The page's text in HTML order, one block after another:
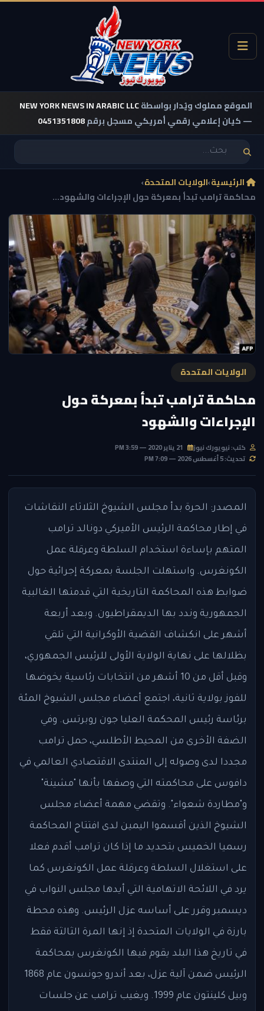
الموقع مملوك ويُدار بواسطةNEW YORK NEWS IN ARABIC LLC
— كيان إعلامي رقمي أمريكي مسجل برقم0451351808
الرئيسية›الولايات المتحدة›
محاكمة ترامب تبدأ بمعركة حول الإجراءات والشهود...
الولايات المتحدة
محاكمة ترامب تبدأ بمعركة حول
الإجراءات والشهود
كتب: نيويورك نيوز
تحديث: 5 أغسطس 2026 — 7:09 PM
المصدر: الحرة بدأ مجلس الشيوخ الثلاثاء النقاشات
في إطار محاكمة الرئيس الأميركي دونالد ترامب
المتهم بإساءة استخدام السلطة وعرقلة عمل
الكونغرس. واستهلت الجلسة بمعركة إجرائية حول
ضوابط هذه المحاكمة التاريخية التي قدمتها الغالبية
الجمهورية وندد بها الديمقراطيون. وبعد أربعة
أشهر على انكشاف القضية الأوكرانية التي تلقي
بظلالها على نهاية الولاية الأولى للرئيس الجمهوري،
وقبل أقل من 10 أشهر من انتخابات رئاسية يخوضها
للفوز بولاية ثانية، اجتمع أعضاء مجلس الشيوخ المئة
برئاسة رئيس المحكمة العليا جون روبرتس. وفي
الضفة الأخرى من المحيط الأطلسي، حمل ترامب
مجددا لدى وصوله إلى المنتدى الاقتصادي العالمي في
دافوس على محاكمته التي وصفها بأنها "مشينة"
و"مطاردة شعواء". وتقضي مهمة أعضاء مجلس
الشيوخ الذين أقسموا اليمين لدى افتتاح المحاكمة
رسميا الخميس بتحديد ما إذا كان ترامب أقدم فعلا
على استغلال السلطة وعرقلة عمل الكونغرس كما
يرد في اللائحة الاتهامية التي أيدها مجلس النواب في
ديسمبر وقرر على أساسه عزل الرئيس. وهذه محطة
بارزة في الولايات المتحدة إذ إنها المرة الثالثة فقط
في تاريخ هذا البلد يقوم فيها الكونغرس بمحاكمة
الرئيس ضمن آلية عزل، بعد أندرو جونسون عام 1868
وبيل كلينتون عام 1999. ويغيب ترامب عن جلسات